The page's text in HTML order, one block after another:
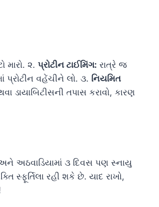
મારો. ૨. પ્રોટીન ટાઈમિંગ: રાત્રે જ
પ્રોટીન વહેંચીને લો. ૩. નિયમિત
તપાસ કરાવો, કારણ
અઠવાડિયામાં ૩ દિવસ પણ સ્નાયુ
સ્ફૂર્તિલા રહી શકે છે. યાદ રાખો,